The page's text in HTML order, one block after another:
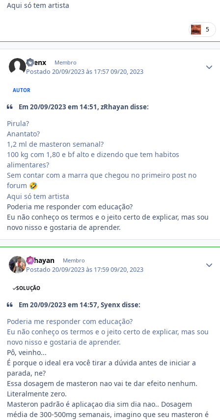
Aqui só tem artista
5
Syenx Membro
Postado20/09/2023 às 17:5709/20, 2023
AUTOR
Em 20/09/2023 em 14:51, zRhayan disse:
Pirula?
Anantato?
1,2 ml de masteron semanal?
100 kg com 1,80 e bf alto e dizendo que tem habitos
alimentares?
Sem contar com a marra que chegou no primeiro post no
forum 🤣
Aqui só tem artista
Poderia me responder com educação?
Eu não conheço os termos e o jeito certo de explicar, mas sou
novo nisso e gostaria de aprender.
zRhayan Membro
Postado20/09/2023 às 17:5909/20, 2023
SOLUÇÃO
Em 20/09/2023 em 14:57, Syenx disse:
Poderia me responder com educação?
Eu não conheço os termos e o jeito certo de explicar, mas sou
novo nisso e gostaria de aprender.
Pô, veinho...
É porque o ideal era você tirar a dúvida antes de iniciar a
parada, ne?
Essa dosagem de masteron nao vai te dar efeito nenhum.
Literalmente zero.
Masteron padrão é aplicaçao dia sim dia nao.. Dosagem
média de 300-500mg semanais, imagino que seu masteron é